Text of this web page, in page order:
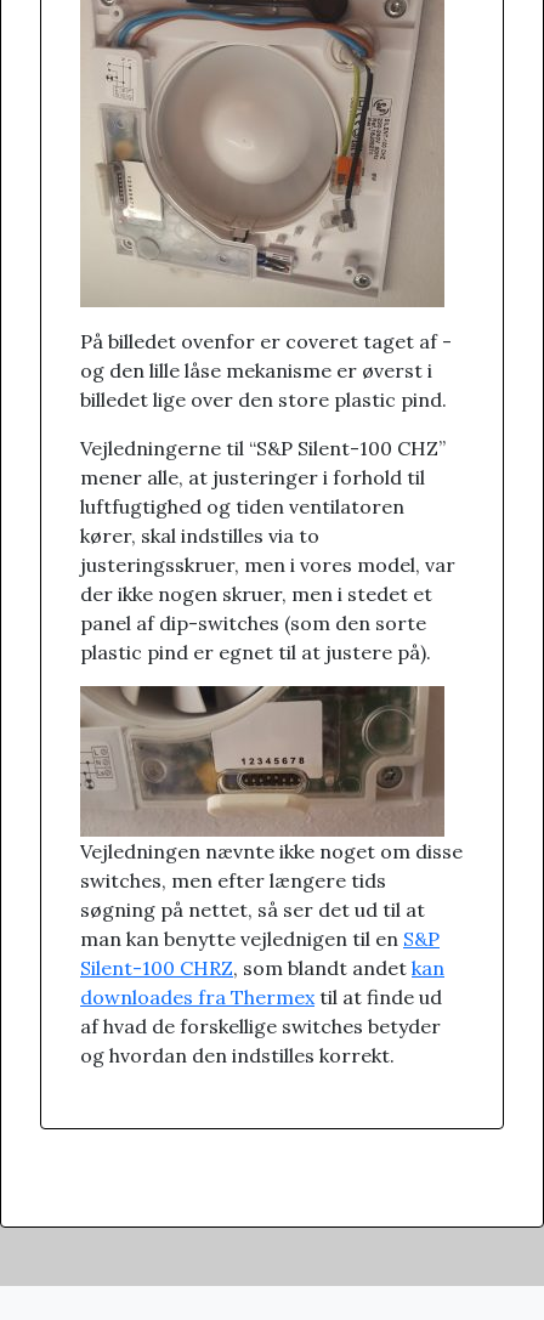
På billedet ovenfor er coveret taget af -
og den lille låse mekanisme er øverst i
billedet lige over den store plastic pind.
Vejledningerne til “S&P Silent-100 CHZ”
mener alle, at justeringer i forhold til
luftfugtighed og tiden ventilatoren
kører, skal indstilles via to
justeringsskruer, men i vores model, var
der ikke nogen skruer, men i stedet et
panel af dip-switches (som den sorte
plastic pind er egnet til at justere på).
Vejledningen nævnte ikke noget om disse
switches, men efter længere tids
søgning på nettet, så ser det ud til at
man kan benytte vejlednigen til en S&P
Silent-100 CHRZ, som blandt andet kan
downloades fra Thermex til at finde ud
af hvad de forskellige switches betyder
og hvordan den indstilles korrekt.